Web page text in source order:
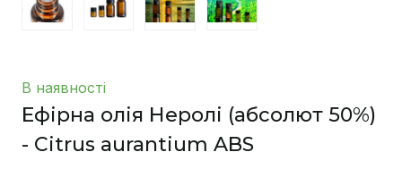
В наявності
Ефірна олія Неролі (абсолют 50%)
- Citrus aurantium ABS